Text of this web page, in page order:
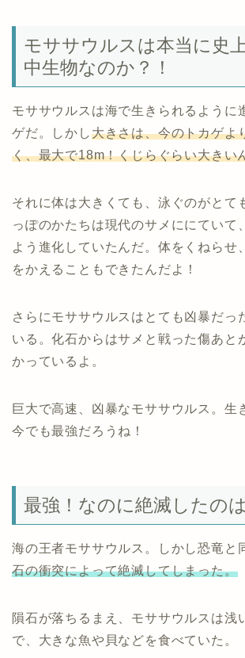
モササウルスは本当に史
中生物なのか？！
モササウルスは海で生きられるように
ゲだ。しかし大きさは、今のトカゲよ
く、最大で18m！くじらぐらい大きい
それに体は大きくても、泳ぐのがとて
っぽのかたちは現代のサメににていて
よう進化していたんだ。体をくねらせ
をかえることもできたんだよ！
さらにモササウルスはとても凶暴だっ
いる。化石からはサメと戦った傷あと
かっているよ。
巨大で高速、凶暴なモササウルス。生
今でも最強だろうね！
最強！なのに絶滅したの
海の王者モササウルス。しかし恐竜と
石の衝突によって絶滅してしまった。
隕石が落ちるまえ、モササウルスは浅
で、大きな魚や貝などを食べていた。